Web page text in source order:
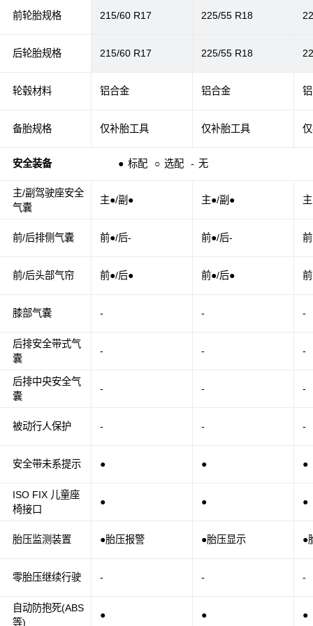
前轮胎规格
后轮胎规格
轮毂材料
备胎规格
安全装备 ● 标配 ○ 选配 - 无
主/副驾驶座安全
气囊
前/后排侧气囊
前/后头部气帘
膝部气囊
后排安全带式气
囊
后排中央安全气
囊
被动行人保护
安全带未系提示
ISO FIX 儿童座
椅接口
胎压监测装置
零胎压继续行驶
自动防抱死(ABS
等)
215/60 R17 225/55 R18
215/60 R17 225/55 R18
铝合金 铝合金
仅补胎工具 仅补胎工具
主●/副● 主●/副●
前●/后- 前●/后-
前●/后● 前●/后●
- - -
- - -
- - -
- - -
● ● ●
● ● ●
●胎压报警 ●胎压显示 ●
- - -
● ● ●